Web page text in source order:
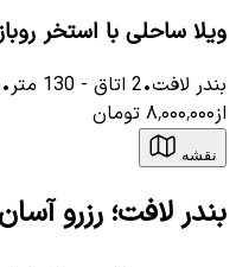
ویلا ساحلی با استخر
بندر لافت•
2 اتاق -
130 متر•
از۸٬۰۰۰٬۰۰۰ تومان
نقشه
بندر لافت؛ رزرو